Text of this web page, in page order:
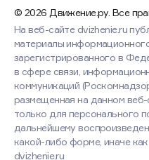
© 2026 Движение.ру. Все
На веб-сайте dvizhenie.ru
материалы
зарегистрированного в
в сфере связи,
коммуникаций
размещенная на данном веб-
только для персонального
дальнейшему
какой-либо форме, иначе
dvizhenie.ru